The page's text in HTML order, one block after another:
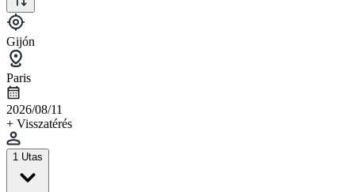
Gijón
Paris
2026/08/11
+ Visszatérés
1 Utas